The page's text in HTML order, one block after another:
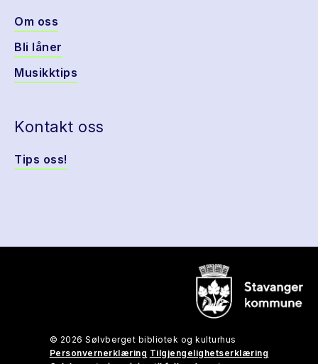
Om oss
Bli låner
Musikktips
Kontakt oss
Tips oss!
© 2026 Sølvberget bibliotek og kulturhus
Personvernerklæring Tilgjengelighetserklæring